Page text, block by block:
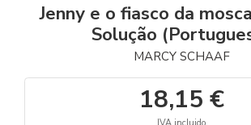
Jenny e o fiasco da
Solução
MARCY SCHAAF
18,15 €